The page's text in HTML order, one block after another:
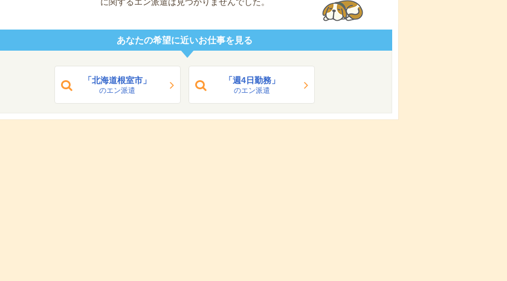
あなたの希望に近いお仕事を見る
「北海道根室市」
のエン派遣
「週4日勤務」
のエン派遣